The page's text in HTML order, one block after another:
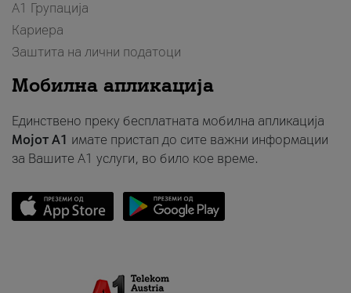
А1 Групација
Кариера
Заштита на лични податоци
Мобилна апликација
Единствено преку бесплатната мобилна апликација
Мојот A1 имате пристап до сите важни информации
за Вашите A1 услуги, во било кое време.